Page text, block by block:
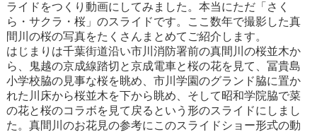
ライドをつくり動画にしてみました。本当にただ「さく
ら・サクラ・桜」のスライドです。ここ数年で撮影した真
間川の桜の写真をたくさんまとめてご紹介します。
はじまりは千葉街道沿い市川消防署前の真間川の桜並木か
ら、鬼越の京成線踏切と京成電車と桜の花を見て、冨貴島
小学校脇の見事な桜を眺め、市川学園のグランド脇に置か
れた川床から桜並木を下から眺め、そして昭和学院脇で菜
の花と桜のコラボを見て戻るという形のスライドにしまし
た。真間川のお花見の参考にこのスライドショー形式の動